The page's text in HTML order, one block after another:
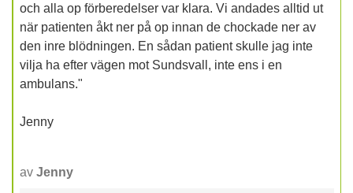
och alla op förberedelser var klara. Vi andades alltid ut
när patienten åkt ner på op innan de chockade ner av
den inre blödningen. En sådan patient skulle jag inte
vilja ha efter vägen mot Sundsvall, inte ens i en
ambulans."
Jenny
av Jenny